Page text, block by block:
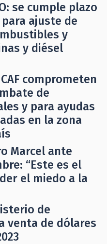
se cumple plazo
ajuste de
y
y diésel
comprometen
de
y para ayudas
en la zona
Marcel ante
“Este es el
el miedo a la
de
venta de dólares